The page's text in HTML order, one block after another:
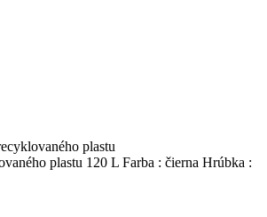
plastu
plastu 120 L Farba : čierna Hrúbka :